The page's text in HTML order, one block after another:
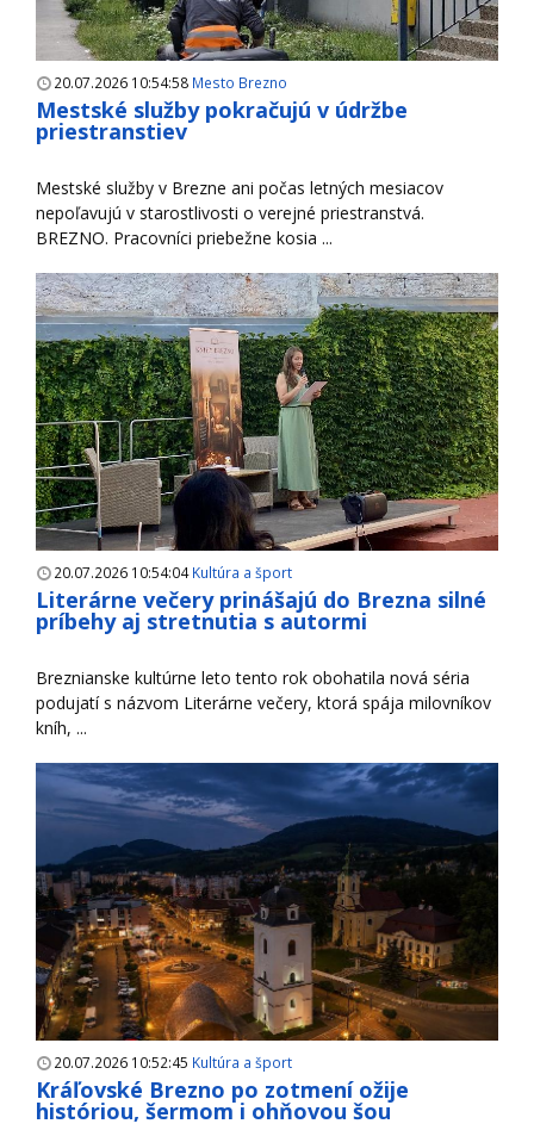
20.07.2026 10:54:58 Mesto Brezno
Mestské služby pokračujú v údržbe
priestranstiev
Mestské služby v Brezne ani počas letných mesiacov
nepoľavujú v starostlivosti o verejné priestranstvá.
BREZNO. Pracovníci priebežne kosia ...
20.07.2026 10:54:04Kultúra a šport
Literárne večery prinášajú do Brezna silné
príbehy aj stretnutia s autormi
Breznianske kultúrne leto tento rok obohatila nová séria
podujatí s názvom Literárne večery, ktorá spája milovníkov
kníh, ...
20.07.2026 10:52:45 Kultúra a šport
Kráľovské Brezno po zotmení ožije
históriou, šermom i ohňovou šou